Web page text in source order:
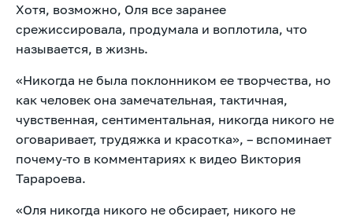
Хотя, возможно, Оля все заранее
срежиссировала, продумала и воплотила, что
называется, в жизнь.
«Никогда не была поклонником ее творчества, но
как человек она замечательная, тактичная,
чувственная, сентиментальная, никогда никого не
оговаривает, трудяжка и красотка», – вспоминает
почему-то в комментариях к видео Виктория
Тарароева.
«Оля никогда никого не обсирает, никого не